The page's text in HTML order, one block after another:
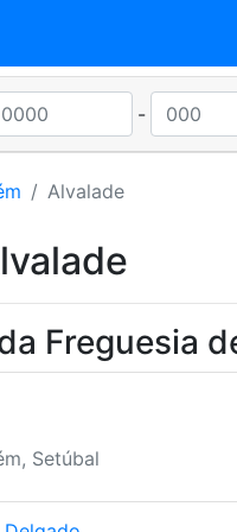
-
Alvalade
Freguesia
Setúbal